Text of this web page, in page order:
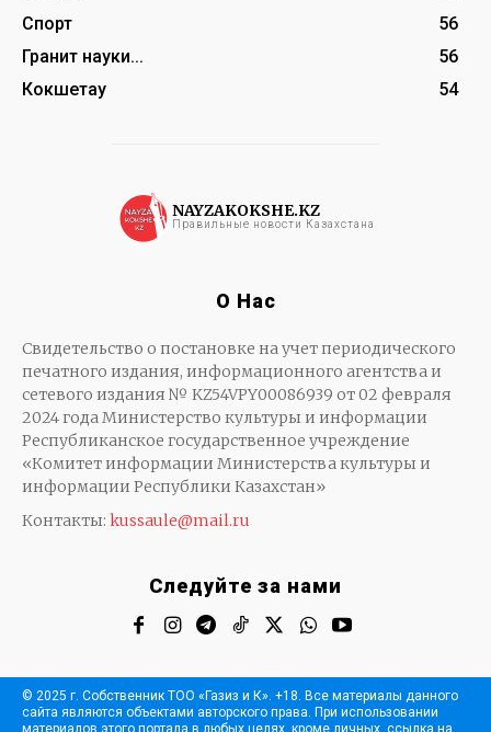
Спорт
56
Гранит науки...
56
Кокшетау
54
NAYZAKOKSHE.KZ
Правильные новости Казахстана
О Нас
Свидетельство о постановке на учет периодического
печатного издания, информационного агентства и
сетевого издания № KZ54VPY00086939 от 02 февраля
2024 года Министерство культуры и информации
Республиканское государственное учреждение
«Комитет информации Министерства культуры и
информации Республики Казахстан»
Контакты: kussaule@mail.ru
Следуйте за нами
© 2025 г. Собственник ТОО «Газиз и К». +18. Все материалы данного
сайта являются объектами авторского права. При использовании
материалов этого портала в любых целях, кроме личных, ссылка на